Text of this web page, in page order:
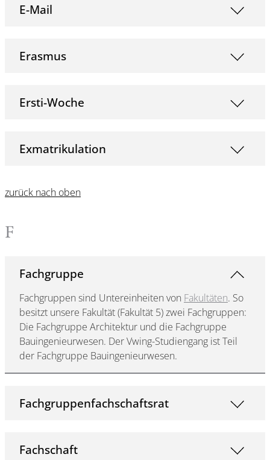
E-Mail
Erasmus
Ersti-Woche
Exmatrikulation
zurück nach oben
F
Fachgruppe
Fachgruppen sind Untereinheiten von Fakultäten. So
besitzt unsere Fakultät (Fakultät 5) zwei Fachgruppen:
Die Fachgruppe Architektur und die Fachgruppe
Bauingenieurwesen. Der Vwing-Studiengang ist Teil
der Fachgruppe Bauingenieurwesen.
Fachgruppenfachschaftsrat
Fachschaft